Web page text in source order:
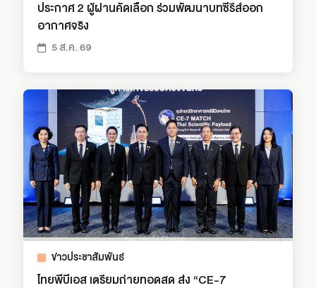
ประกาศ 2 ผู้ผ่านคัดเลือก ร่วมพัฒนาบทซีรีส์ออก
อากาศจริง
5 ส.ค. 69
ข่าวประชาสัมพันธ์
ไทยพีบีเอส เตรียมถ่ายทอดสด ส่ง “CE-7